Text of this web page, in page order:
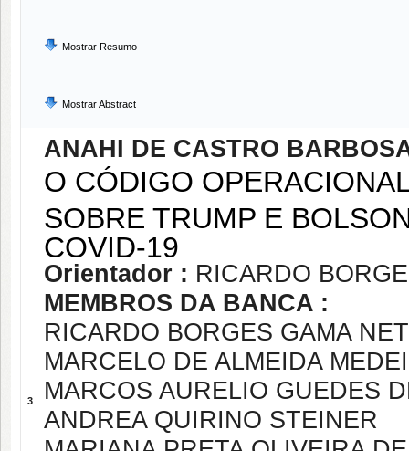
Mostrar Resumo
Mostrar Abstract
3
ANAHI DE CASTRO
O CÓDIGO
SOBRE TRUMP E
COVID-19
Orientador : RICARDO
MEMBROS DA BANCA :
RICARDO BORGES GAMA
MARCELO DE ALMEIDA
MARCOS AURELIO GUEDES
ANDREA QUIRINO STEINER